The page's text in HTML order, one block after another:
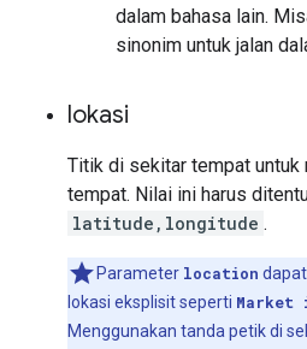
dalam bahasa lain.
sinonim untuk jalan
lokasi
Titik di sekitar tempat
tempat. Nilai ini harus
latitude,longitude .
Parameter location
lokasi eksplisit seperti Market
Menggunakan tanda petik di